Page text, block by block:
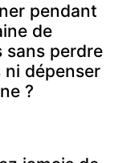
pendant
de
sans perdre
ni dépenser
?